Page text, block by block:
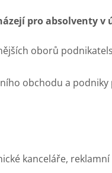
pro absolventy v
oborů
obchodu a
kanceláře,